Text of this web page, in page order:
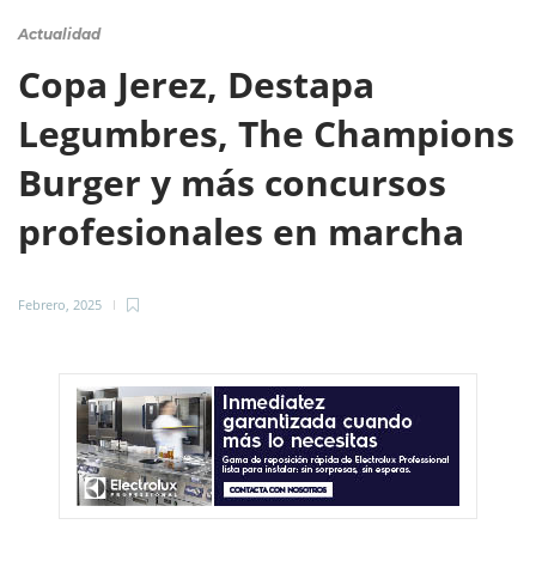
Actualidad
Copa Jerez, Destapa
Legumbres, The Champions
Burger y más concursos
profesionales en marcha
Febrero, 2025